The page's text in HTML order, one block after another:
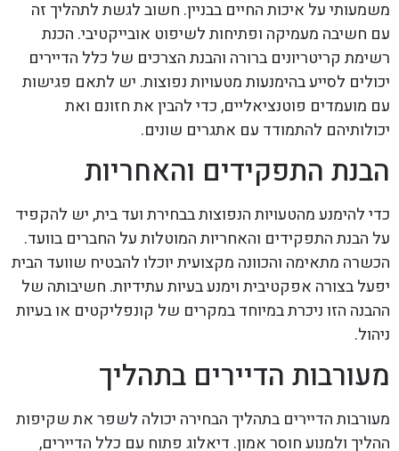
משמעותי על איכות החיים בבניין. חשוב לגשת לתהליך זה
עם חשיבה מעמיקה ופתיחות לשיפוט אובייקטיבי. הכנת
רשימת קריטריונים ברורה והבנת הצרכים של כלל הדיירים
יכולים לסייע בהימנעות מטעויות נפוצות. יש לתאם פגישות
עם מועמדים פוטנציאליים, כדי להבין את חזונם ואת
יכולותיהם להתמודד עם אתגרים שונים.
הבנת התפקידים והאחריות
כדי להימנע מהטעויות הנפוצות בבחירת ועד בית, יש להקפיד
על הבנת התפקידים והאחריות המוטלות על החברים בוועד.
הכשרה מתאימה והכוונה מקצועית יוכלו להבטיח שוועד הבית
יפעל בצורה אפקטיבית וימנע בעיות עתידיות. חשיבותה של
ההבנה הזו ניכרת במיוחד במקרים של קונפליקטים או בעיות
ניהול.
מעורבות הדיירים בתהליך
מעורבות הדיירים בתהליך הבחירה יכולה לשפר את שקיפות
ההליך ולמנוע חוסר אמון. דיאלוג פתוח עם כלל הדיירים,